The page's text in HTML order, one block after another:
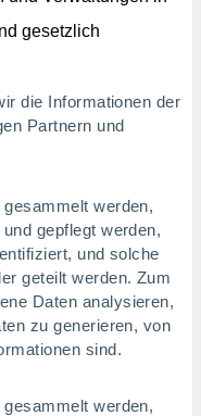
gesetzlich
die Informationen der
Partnern und
werden,
gepflegt werden,
und solche
geteilt werden. Zum
Daten analysieren,
zu generieren, von
sind.
werden,